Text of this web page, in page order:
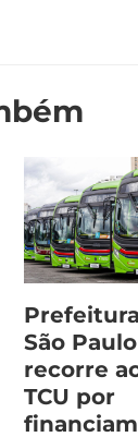
São Paulo
recorre
TCU por